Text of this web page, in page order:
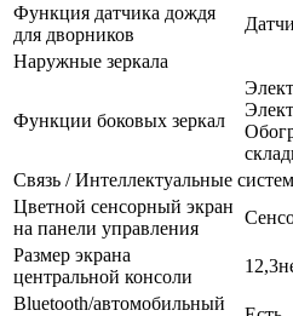
Функция датчика дождя
для дворников
Наружные зеркала
Функции боковых зеркал
Связь / Интеллектуальные
Цветной сенсорный экран
на панели управления
Размер экрана
центральной консоли
Bluetooth/автомобильный